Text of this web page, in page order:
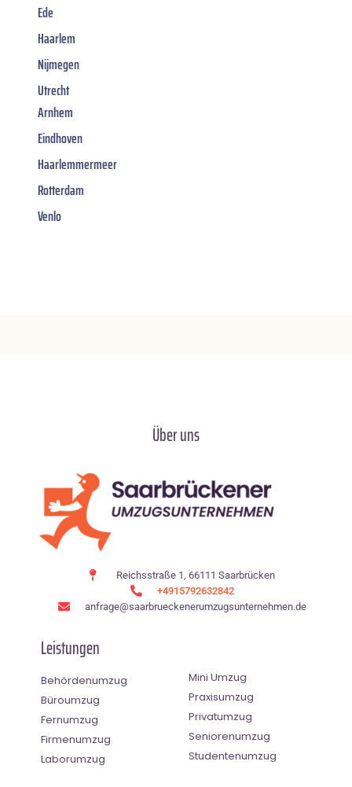
Ede
Haarlem
Nijmegen
Utrecht
Arnhem
Eindhoven
Haarlemmermeer
Rotterdam
Venlo
Über uns
Reichsstraße 1, 66111 Saarbrücken
+4915792632842
anfrage@saarbrueckenerumzugsunternehmen.de
Leistungen
Behördenumzug
Büroumzug
Fernumzug
Firmenumzug
Laborumzug
Mini Umzug
Praxisumzug
Privatumzug
Seniorenumzug
Studentenumzug